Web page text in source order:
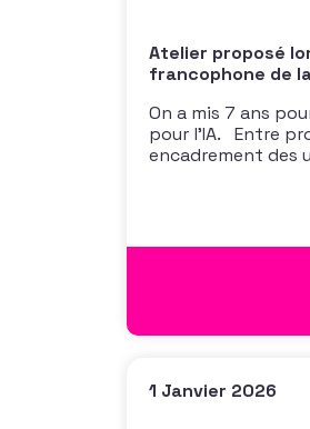
Atelier proposé
francophone de
On a mis 7 ans
pour l’IA. Entre
encadrement des
1 Janvier 2026